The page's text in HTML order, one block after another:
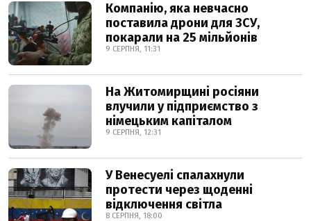
Компанію, яка невчасно
поставила дрони для ЗСУ,
покарали на 25 мільйонів
9 СЕРПНЯ, 11:31
На Житомирщині росіяни
влучили у підприємство з
німецьким капіталом
9 СЕРПНЯ, 12:31
У Венесуелі спалахнули
протести через щоденні
відключення світла
8 СЕРПНЯ, 18:00